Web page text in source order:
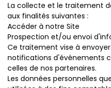
La collecte et le traitement
aux finalités suivantes :
Accéder à notre Site
Prospection et/ou envoi
Ce traitement vise à
notifications d'événements
celles de nos partenaires.
Les données personnelles